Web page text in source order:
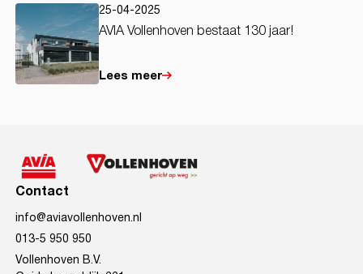
25-04-2025
AVIA Vollenhoven bestaat 130 jaar!
Lees meer
Contact
info@aviavollenhoven.nl
013-5 950 950
Vollenhoven B.V.